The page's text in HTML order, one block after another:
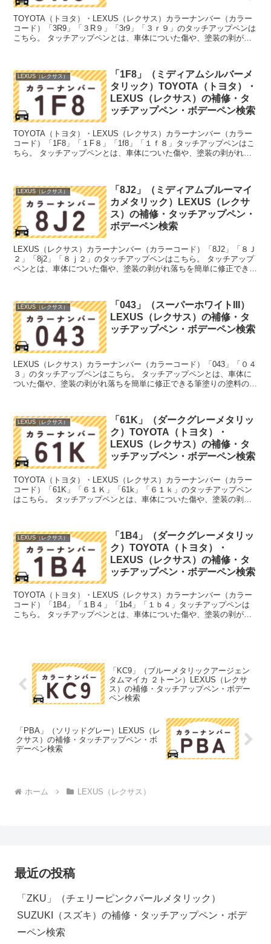
TOYOTA（トヨタ）・LEXUS（レクサス）カラーナンバー（カラー
コード）「3R9」「３R９」「3r9」「３ｒ９」のタッチアップペンは
こちら。 タッチアップペンとは、車体についた傷や、塗装の剥がれ
LEXUS（レクサス）
「1F8」（ミディアムシルバーメ
タリック）TOYOTA（トヨタ）・
LEXUS（レクサス）の補修・タ
ッチアップペン・ボデーペン検索
TOYOTA（トヨタ）・LEXUS（レクサス）カラーナンバー（カラー
コード）「1F8」「１F８」「1f8」「１ｆ８」タッチアップペンはこ
ちら。 タッチアップペンとは、車体についた傷や、塗装の剥がれ落
LEXUS（レクサス）
「8J2」（ミディアムブルーマイ
カメタリック）LEXUS（レクサ
ス）の補修・タッチアップペン・
ボデーペン検索
LEXUS（レクサス）カラーナンバー（カラーコード）「8J2」「８Ｊ
２」「8j2」「８ｊ２」のタッチアップペンはこちら。 タッチアップ
ペンとは、車体についた傷や、塗装の剥がれ落ちを簡単に修正できる
LEXUS（レクサス）
「043」（スーパーホワイトIII）
LEXUS（レクサス）の補修・タ
ッチアップペン・ボデーペン検索
LEXUS（レクサス）カラーナンバー（カラーコード）「043」「０４
３」のタッチアップペンはこちら。 タッチアップペンとは、車体に
ついた傷や、塗装の剥がれ落ちを簡単に修正できる筆塗りの塗料のこ
LEXUS（レクサス）
「61K」（ダークグレーメタリッ
ク）TOYOTA（トヨタ）・
LEXUS（レクサス）の補修・タ
ッチアップペン・ボデーペン検索
TOYOTA（トヨタ）・LEXUS（レクサス）カラーナンバー（カラー
コード）「61K」「６１Ｋ」「61k」「６１ｋ」のタッチアップペン
はこちら。 タッチアップペンとは、車体についた傷や、塗装の剥が
LEXUS（レクサス）
「1B4」（ダークグレーメタリッ
ク）TOYOTA（トヨタ）・
LEXUS（レクサス）の補修・タ
ッチアップペン・ボデーペン検索
TOYOTA（トヨタ）・LEXUS（レクサス）カラーナンバー（カラー
コード）「1B4」「１B４」「1b4」「１ｂ４」タッチアップペンは
こちら。 タッチアップペンとは、車体についた傷や、塗装の剥がれ
「KC9」（ブルーメタリックアージェン
タムマイカ ２トーン）LEXUS（レクサ
ス）の補修・タッチアップペン・ボデー
ペン検索
「PBA」（ソリッドグレー）LEXUS（レ
クサス）の補修・タッチアップペン・ボ
デーペン検索
ホーム LEXUS（レクサス）
最近の投稿
「ZKU」（チェリーピンクパールメタリック）
SUZUKI（スズキ）の補修・タッチアップペン・ボデ
ーペン検索